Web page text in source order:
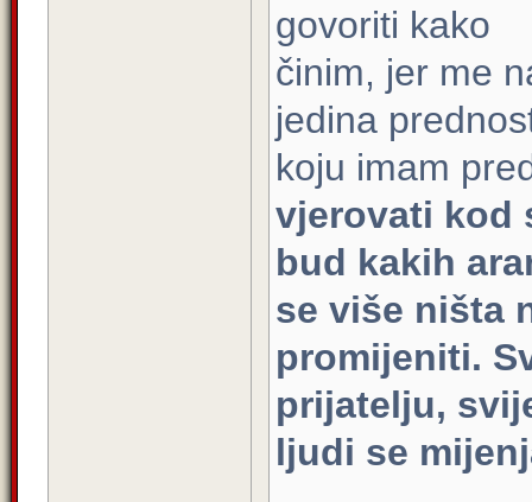
govoriti kako
činim, jer me
jedina
koju imam
vjerovati kod
bud kakih
se više ništa
promijeniti.
prijatelju,
ljudi se